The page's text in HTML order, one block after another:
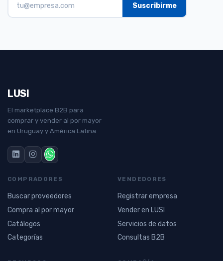
LUSI
El marketplace B2B para
comprar y vender al por mayor
en Uruguay y América Latina.
COMPRADORES
Buscar proveedores
Compra al por mayor
Catálogos
Categorías
VENDEDORES
Registrar empresa
Vender en LUSI
Servicios de datos
Consultas B2B